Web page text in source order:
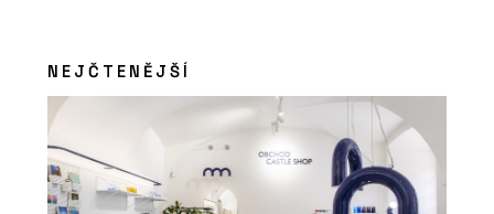
NEJČTENĚJŠÍ